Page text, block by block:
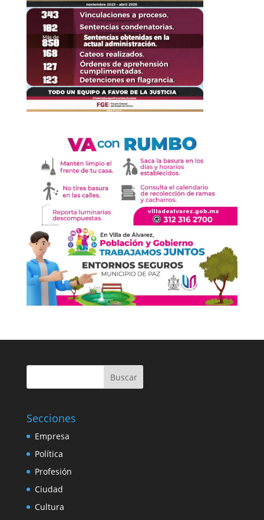
Buscar
Secciones
Empresa
Política
Profesión
Ciudad
Cultura